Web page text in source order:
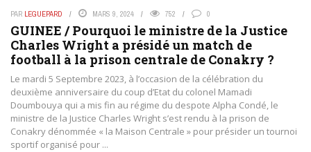
PAR LEGUEPARD MARS 9, 2024 752 0
GUINEE / Pourquoi le ministre de la Justice
Charles Wright a présidé un match de
football à la prison centrale de Conakry ?
Le mardi 5 Septembre 2023, à l’occasion de la célébration du
deuxième anniversaire du coup d’Etat du colonel Mamadi
Doumbouya qui a mis fin au régime du despote Alpha Condé, le
ministre de la Justice Charles Wright s’est rendu à la prison de
Conakry dénommée « la Maison Centrale » pour présider un tournoi
sportif organisé pour ...